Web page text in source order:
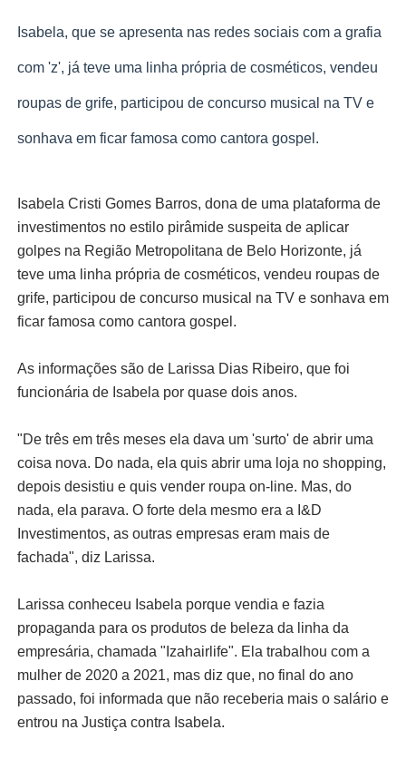
Isabela, que se apresenta nas redes sociais com a grafia
com 'z', já teve uma linha própria de cosméticos, vendeu
roupas de grife, participou de concurso musical na TV e
sonhava em ficar famosa como cantora gospel.
Isabela Cristi Gomes Barros, dona de uma plataforma de
investimentos no estilo pirâmide suspeita de aplicar
golpes na Região Metropolitana de Belo Horizonte, já
teve uma linha própria de cosméticos, vendeu roupas de
grife, participou de concurso musical na TV e sonhava em
ficar famosa como cantora gospel.
As informações são de Larissa Dias Ribeiro, que foi
funcionária de Isabela por quase dois anos.
"De três em três meses ela dava um 'surto' de abrir uma
coisa nova. Do nada, ela quis abrir uma loja no shopping,
depois desistiu e quis vender roupa on-line. Mas, do
nada, ela parava. O forte dela mesmo era a I&D
Investimentos, as outras empresas eram mais de
fachada", diz Larissa.
Larissa conheceu Isabela porque vendia e fazia
propaganda para os produtos de beleza da linha da
empresária, chamada "Izahairlife". Ela trabalhou com a
mulher de 2020 a 2021, mas diz que, no final do ano
passado, foi informada que não receberia mais o salário e
entrou na Justiça contra Isabela.